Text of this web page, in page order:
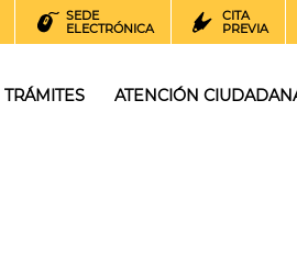
SEDE
ELECTRÓNICA
CITA
PREVIA
TRÁMITES ATENCIÓN